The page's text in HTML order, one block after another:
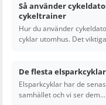
Så använder
cykeltrainer
Hur du använder
cyklar utomhus. Det
De flesta
Elsparkcyklar har de
samhället och vi ser dem...